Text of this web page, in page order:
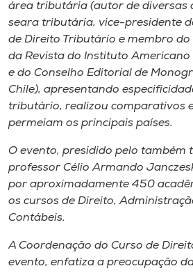
Rádio
Museu
Unoesc
Selecione
área tributária (autor de diversas
seara tributária, vice-presidente
de Direito Tributário e membro
da Revista do Instituto
e do Conselho Editorial de
Chile), apresentando
tributário, realizou comparativos
permeiam os principais países.
O evento, presidido pelo também
professor Célio Armando
por aproximadamente 450
os cursos de Direito,
Contábeis.
A Coordenação do Curso de
evento, enfatiza a preocupação